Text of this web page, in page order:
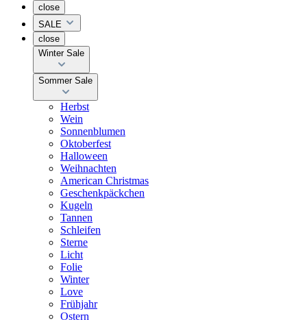
close
SALE
close
Winter Sale
Sommer Sale
Herbst
Wein
Sonnenblumen
Oktoberfest
Halloween
Weihnachten
American Christmas
Geschenkpäckchen
Kugeln
Tannen
Schleifen
Sterne
Licht
Folie
Winter
Love
Frühjahr
Ostern